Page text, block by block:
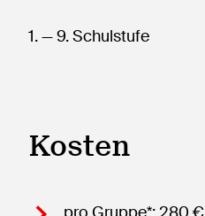
1.— 9.Schulstufe
Kosten